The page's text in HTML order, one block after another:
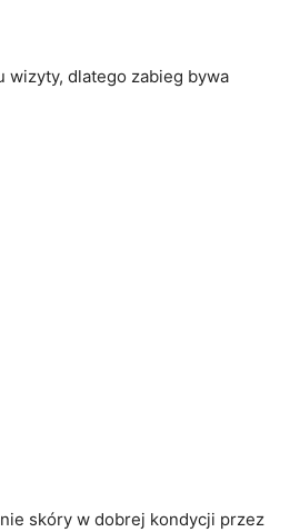
wizyty, dlatego zabieg bywa
skóry w dobrej kondycji przez